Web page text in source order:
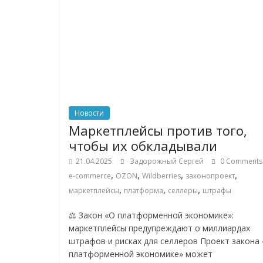
Новости
Маркетплейсы против того,
чтобы их обкладывали
21.04.2025 Задорожный Сергей
0 Comments
e-commerce, OZON, Wildberries, законопроект,
маркетплейсы, платформа, селлеры, штрафы
⚖️ Закон «О платформенной экономике»:
маркетплейсы предупреждают о миллиардах
штрафов и рисках для селлеров Проект закона
платформенной экономике» может